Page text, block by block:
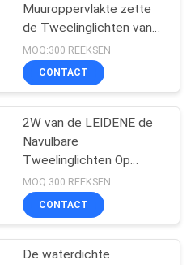
Muuroppervlakte zette
de Tweelinglichten van
de Vleknoodsituatie met
PS Verspreider op
MOQ:300 REEKSEN
CONTACT
2W van de LEIDENE de
Navulbare
Tweelinglichten Op
batterijen van de de
Lichtennooduitgang
Vleknoodsituatie
MOQ:300 REEKSEN
CONTACT
De waterdichte